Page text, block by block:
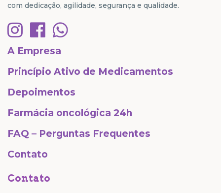
com dedicação, agilidade, segurança e qualidade.
A Empresa
Princípio Ativo de Medicamentos
Depoimentos
Farmácia oncológica 24h
FAQ – Perguntas Frequentes
Contato
Contato